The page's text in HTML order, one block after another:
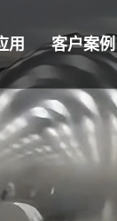
用 客户案例